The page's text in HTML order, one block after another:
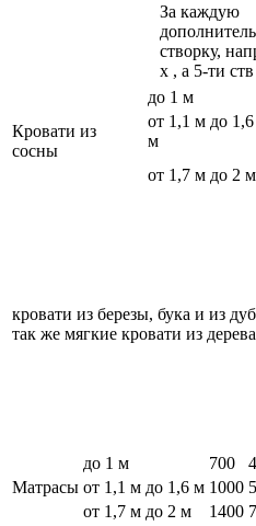
За каждую
створку,
х , а 5-ти ств
Кровати из
сосны
до 1 м
от 1,1 м до 1,6
м
от 1,7 м до 2 м
кровати из березы, бука и из
так же мягкие кровати из дерева
Матрасы
до 1 м 700
от 1,1 м до 1,6 м 1000
от 1,7 м до 2 м
1400